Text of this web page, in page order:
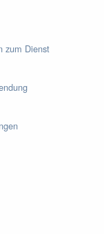
zum Dienst